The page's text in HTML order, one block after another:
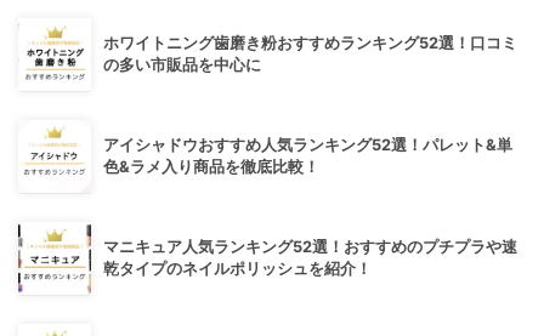
ホワイトニング歯磨き粉おすすめランキング52選！口コミ
の多い市販品を中心に
アイシャドウおすすめ人気ランキング52選！パレット&単
色&ラメ入り商品を徹底比較！
マニキュア人気ランキング52選！おすすめのプチプラや速
乾タイプのネイルポリッシュを紹介！